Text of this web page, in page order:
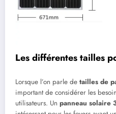
Les différentes tailles
Lorsque l’on parle de tailles de
important de considérer les
utilisateurs. Un panneau solaire